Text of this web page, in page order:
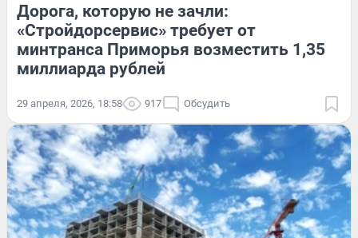
Дорога, которую не зачли:
«Стройдорсервис» требует от
минтранса Приморья возместить 1,35
миллиарда рублей
29 апреля, 2026, 18:58 917 Обсудить